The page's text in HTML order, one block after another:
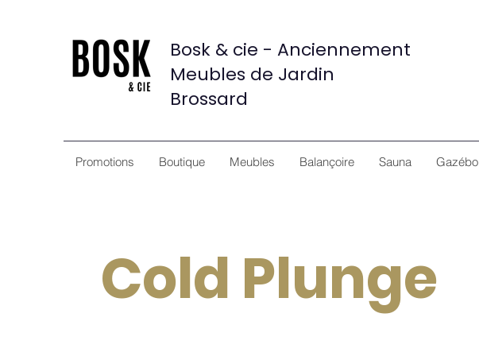
Bosk & cie - Anciennement
Meubles de Jardin
Brossard
Promotions Boutique Meubles Balançoire Sauna Gazébo
Cold Plunge